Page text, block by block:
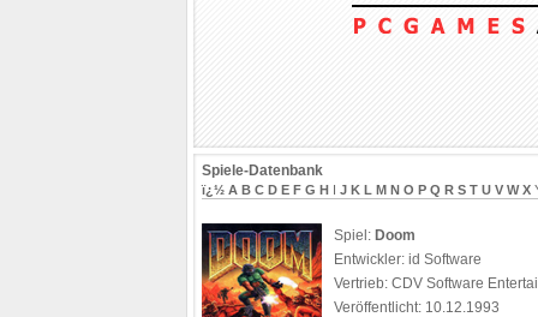
Spiele-Datenbank
ï¿½ A B C D E F G H I J K L M N O P Q R S T U V W X
Spiel: Doom
Entwickler: id Software
Vertrieb: CDV Software
Veröffentlicht: 10.12.1993